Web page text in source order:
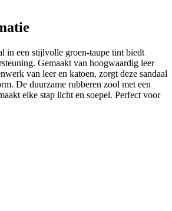
in een stijlvolle groen-taupe tint biedt
Gemaakt van hoogwaardig leer
van leer en katoen, zorgt deze sandaal
De duurzame rubberen zool met een
elke stap licht en soepel. Perfect voor